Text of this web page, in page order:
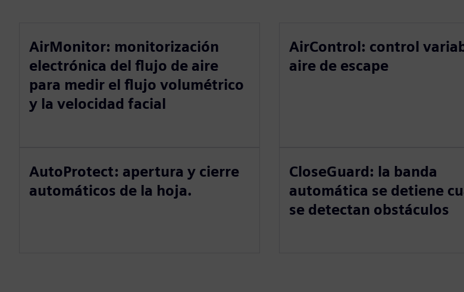
AirMonitor: monitorización
electrónica del flujo de aire
para medir el flujo volumétrico
y la velocidad facial
AirControl: control
aire de escape
AutoProtect: apertura y cierre
automáticos de la hoja.
CloseGuard: la banda
automática se detiene
se detectan obstáculos